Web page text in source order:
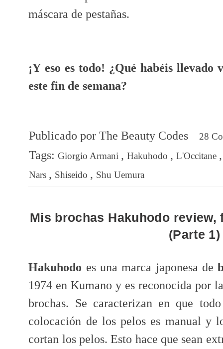
máscara de pestañas.
¡Y eso es todo! ¿Qué habéis llevado
este fin de semana?
Publicado porThe Beauty Codes 28
Tags:Giorgio Armani ,Hakuhodo ,L'Occitane
Nars , Shiseido , Shu Uemura
Mis brochas Hakuhodo
(Parte 1)
Hakuhodo es una marca japonesa de
1974 en Kumano y es reconocida por
brochas. Se caracterizan en que
colocación de los pelos es manual y
cortan los pelos. Esto hace que sean